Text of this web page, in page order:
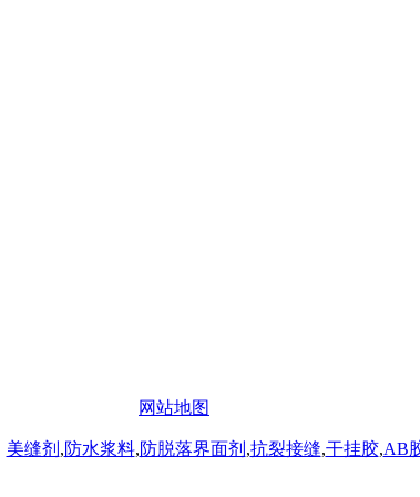
网站地图
美缝剂 ,防水浆料,防脱落界面剂 ,抗裂接缝,干挂胶,AB